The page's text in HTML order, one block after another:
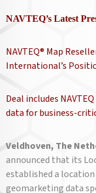
NAVTEQ’s Latest
NAVTEQ® Map
International’s
Deal includes
data for business-
Veldhoven, The
announced that its
established a
geomarketing data